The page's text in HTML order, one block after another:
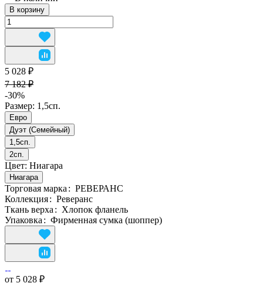
В корзину
5 028 ₽
7 182 ₽
-30%
Размер: 1,5сп.
Евро
Дуэт (Семейный)
1,5сп.
2сп.
Цвет: Ниагара
Ниагара
Торговая марка : РЕВЕРАНС
Коллекция: Реверанс
Ткань верха : Хлопок фланель
Упаковка : Фирменная сумка (шоппер)
от 5 028 ₽